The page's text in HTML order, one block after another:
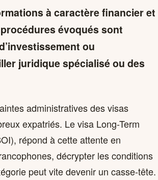
à caractère financier et
évoqués sont
ou
juridique spécialisé ou des
administratives des visas
expatriés. Le visa Long-Term
répond à cette attente en
décrypter les conditions
peut vite devenir un casse-tête.